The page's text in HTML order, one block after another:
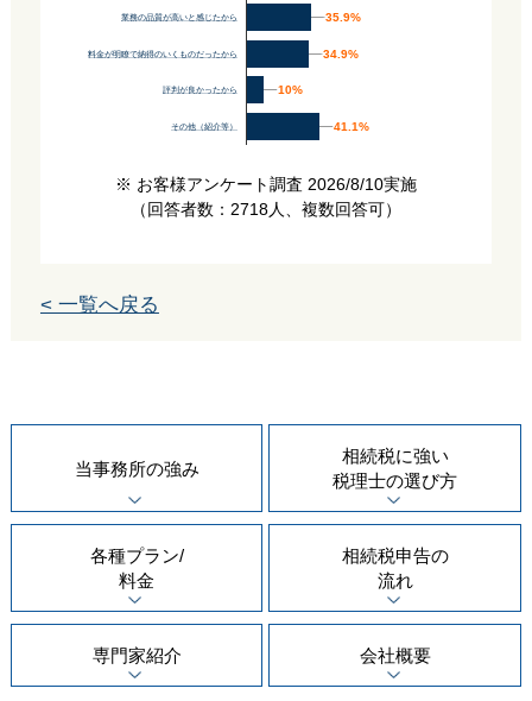
業務の品質が高いと感じたから
料金が明瞭で納得のいくものだったから
評判が良かったから
その他（紹介等）
35.9%
35.9%
34.9%
34.9%
10%
10%
41.1%
41.1%
※ お客様アンケート調査 2026/8/10実施
（回答者数：2718人、複数回答可）
< 一覧へ戻る
当事務所の強み
相続税に強い
税理士の選び方
各種プラン/
料金
相続税申告の
流れ
専門家紹介 会社概要